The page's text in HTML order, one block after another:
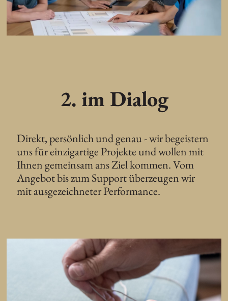
2. im Dialog
Direkt, persönlich und genau - wir begeistern
uns für einzigartige Projekte und wollen mit
Ihnen gemeinsam ans Ziel kommen. Vom
Angebot bis zum Support überzeugen wir
mit ausgezeichneter Performance.